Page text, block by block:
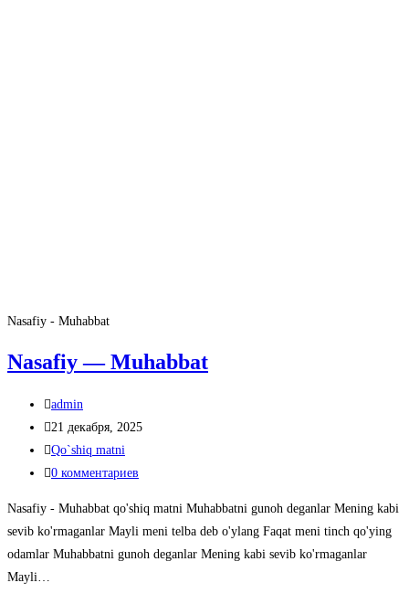
Nasafiy - Muhabbat
Nasafiy — Muhabbat
Автор
записи:
admin
Запись
опубликована:
21 декабря, 2025
Рубрика
записи:
Qo`shiq matni
Комментарии
записи:
0 комментариев
Nasafiy - Muhabbat qo'shiq matni Muhabbatni gunoh deganlar Mening kabi
sevib ko'rmaganlar Mayli meni telba deb o'ylang Faqat meni tinch qo'ying
odamlar Muhabbatni gunoh deganlar Mening kabi sevib ko'rmaganlar
Mayli…